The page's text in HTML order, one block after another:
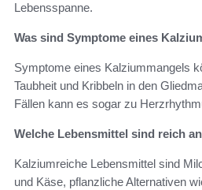
Lebensspanne.
Was sind Symptome eines
Symptome eines Kalziummangels
Taubheit und Kribbeln in den
Fällen kann es sogar zu
Welche Lebensmittel sind reich
Kalziumreiche Lebensmittel sind
und Käse, pflanzliche Alternativen